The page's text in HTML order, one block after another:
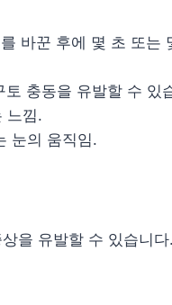
바꾼 후에 몇 초 또는
충동을 유발할 수 있
느낌.
눈의 움직임.
을 유발할 수 있습니다.